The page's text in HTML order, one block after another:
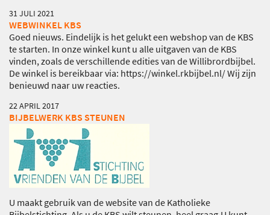
31 JULI 2021
WEBWINKEL KBS
Goed nieuws. Eindelijk is het gelukt een webshop van de KBS
te starten. In onze winkel kunt u alle uitgaven van de KBS
vinden, zoals de verschillende edities van de Willibrordbijbel.
De winkel is bereikbaar via: https://winkel.rkbijbel.nl/ Wij zijn
benieuwd naar uw reacties.
22 APRIL 2017
BIJBELWERK KBS STEUNEN
U maakt gebruik van de website van de Katholieke